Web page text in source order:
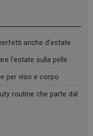
anche d’estate
l’estate sulla pelle
per viso e corpo
routine che parte dal